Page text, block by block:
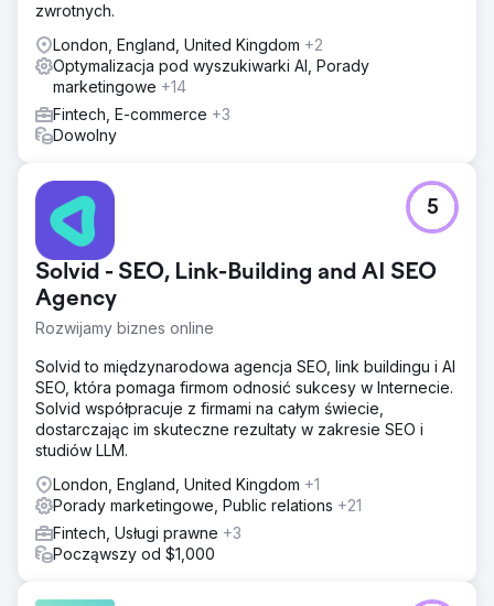
zwrotnych.
London, England, United Kingdom +2
Optymalizacja pod wyszukiwarki AI, Porady
marketingowe +14
Fintech, E-commerce +3
Dowolny
Solvid - SEO, Link-Building and AI SEO
Agency
Rozwijamy biznes online
5
Solvid to międzynarodowa agencja SEO, link buildingu i AI
SEO, która pomaga firmom odnosić sukcesy w Internecie.
Solvid współpracuje z firmami na całym świecie,
dostarczając im skuteczne rezultaty w zakresie SEO i
studiów LLM.
London, England, United Kingdom +1
Porady marketingowe, Public relations +21
Fintech, Usługi prawne +3
Począwszy od $1,000